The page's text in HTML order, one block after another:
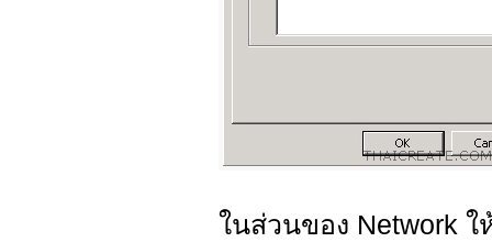
ในส่วนของ Network